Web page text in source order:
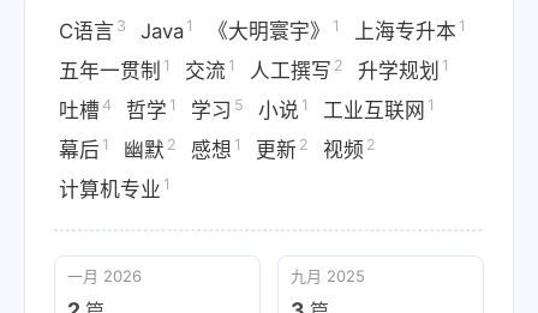
C语言 3 Java 1 《大明寰宇》 1 上海专升本 1
五年一贯制 1 交流 1 人工撰写 2 升学规划 1
吐槽 4 哲学 1 学习 5 小说 1 工业互联网 1
幕后 1 幽默 2 感想 1 更新 2 视频 2
计算机专业 1
一月 2026 九月 2025